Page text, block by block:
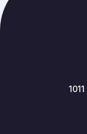
1011